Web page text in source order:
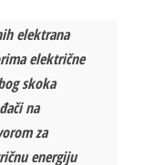
elektrana
električne
skoka
na
za
energiju